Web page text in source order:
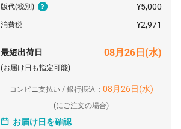
版代(税別) ¥5,000
消費税 ¥2,971
最短出荷日 08月26日(水)
(お届け日も指定可能)
コンビニ支払い / 銀行振込： 08月26日(水)
(にご注文の場合)
お届け日を確認